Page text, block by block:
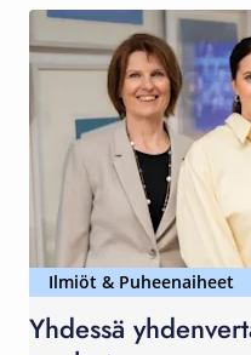
Ilmiöt & Puheenaiheet
Yhdessä